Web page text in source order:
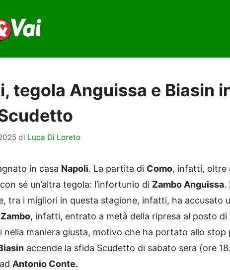
tegola Anguissa e Biasin
di Luca Di Loreto
in casa Napoli. La partita di Como, infatti, oltre
sé un’altra tegola: l’infortunio di Zambo Anguissa.
tra i migliori in questa stagione, infatti, ha accusato
Zambo, infatti, entrato a metà della ripresa al posto di
nella maniera giusta, motivo che ha portato allo
accende la sfida Scudetto di sabato sera (ore
Antonio Conte.